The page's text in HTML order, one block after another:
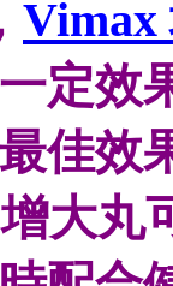
Vimax
定效
佳效
大丸